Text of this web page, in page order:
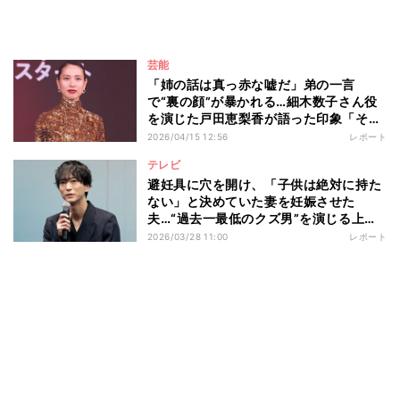
芸能
「姉の話は真っ赤な嘘だ」弟の一言
で“裏の顔”が暴かれる…細木数子さん役
を演じた戸田恵梨香が語った印象「そこ
も一つの魅力だったのかなというふうに
に堕ちるわよ』配信記念PARTY
2026/04/15 12:56 レポート
テレビ
避妊具に穴を開け、「子供は絶対に持た
ない」と決めていた妻を妊娠させた
夫…“過去一最低のクズ男”を演じる上で
浅香航大が大切にしていることとは ド
2026/03/28 11:00 レポート